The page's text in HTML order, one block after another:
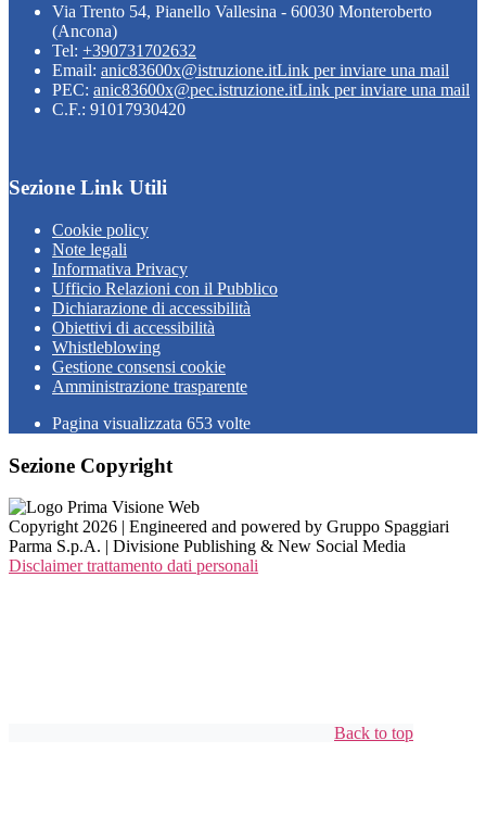
Via Trento 54, Pianello Vallesina - 60030 Monteroberto
(Ancona)
Tel: +390731702632
Email: anic83600x@istruzione.itLink per inviare una mail
PEC: anic83600x@pec.istruzione.itLink per inviare una mail
C.F.: 91017930420
Sezione Link Utili
Cookie policy
Note legali
Informativa Privacy
Ufficio Relazioni con il Pubblico
Dichiarazione di accessibilità
Obiettivi di accessibilità
Whistleblowing
Gestione consensi cookie
Amministrazione trasparente
Pagina visualizzata 653 volte
Sezione Copyright
Copyright 2026 | Engineered and powered by Gruppo Spaggiari
Parma S.p.A. | Divisione Publishing & New Social Media
Disclaimer trattamento dati personali
Back to top